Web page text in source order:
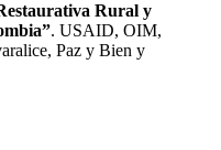
Rural y
. USAID, OIM,
Paz y Bien y